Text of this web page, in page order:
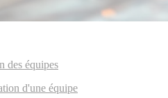
des équipes
d'une équipe